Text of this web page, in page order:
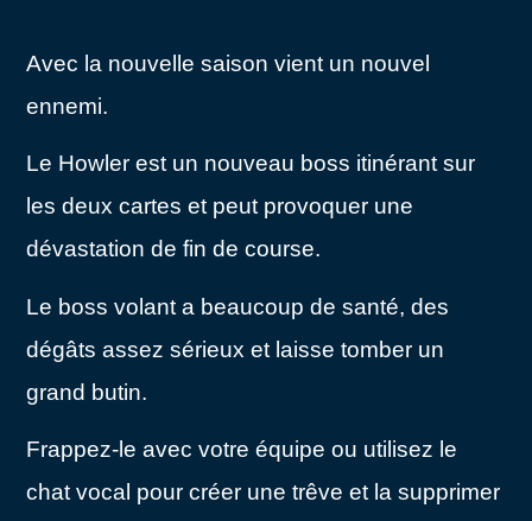
Avec la nouvelle saison vient un nouvel
ennemi.
Le Howler est un nouveau boss itinérant sur
les deux cartes et peut provoquer une
dévastation de fin de course.
Le boss volant a beaucoup de santé, des
dégâts assez sérieux et laisse tomber un
grand butin.
Frappez-le avec votre équipe ou utilisez le
chat vocal pour créer une trêve et la supprimer